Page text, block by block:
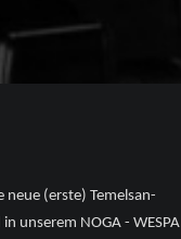
neue (erste) Temelsan-
unserem NOGA -